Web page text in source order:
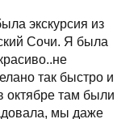
экскурсия из
Сочи. Я была
так быстро и
октябре там были
мы даже